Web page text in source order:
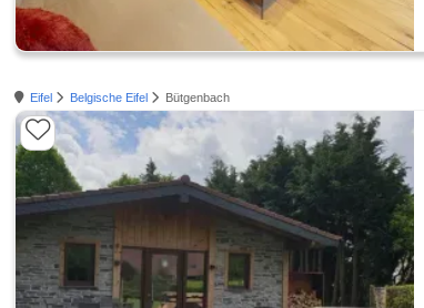
Eifel Belgische Eifel Bütgenbach